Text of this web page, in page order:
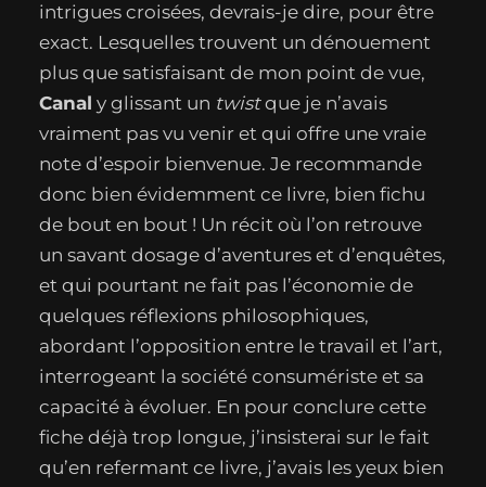
intrigues croisées, devrais-je dire, pour être
exact. Lesquelles trouvent un dénouement
plus que satisfaisant de mon point de vue,
Canal y glissant un twistque je n’avais
vraiment pas vu venir et qui offre une vraie
note d’espoir bienvenue. Je recommande
donc bien évidemment ce livre, bien fichu
de bout en bout ! Un récit où l’on retrouve
un savant dosage d’aventures et d’enquêtes,
et qui pourtant ne fait pas l’économie de
quelques réflexions philosophiques,
abordant l’opposition entre le travail et l’art,
interrogeant la société consumériste et sa
capacité à évoluer. En pour conclure cette
fiche déjà trop longue, j’insisterai sur le fait
qu’en refermant ce livre, j’avais les yeux bien